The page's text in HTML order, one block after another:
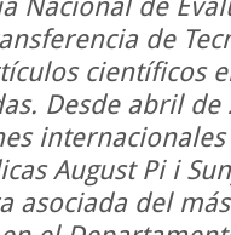
Nacional de
de
científicos
Desde abril de
August Pi i
asociada del